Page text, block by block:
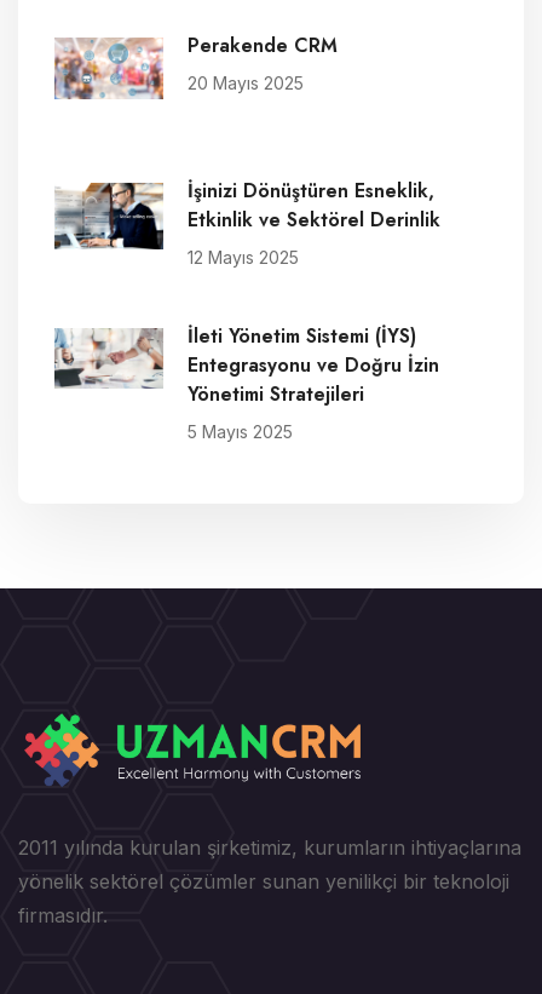
Perakende CRM
20 Mayıs 2025
İşinizi Dönüştüren Esneklik,
Etkinlik ve Sektörel Derinlik
12 Mayıs 2025
İleti Yönetim Sistemi (İYS)
Entegrasyonu ve Doğru İzin
Yönetimi Stratejileri
5 Mayıs 2025
2011 yılında kurulan şirketimiz, kurumların ihtiyaçlarına
yönelik sektörel çözümler sunan yenilikçi bir teknoloji
firmasıdır.